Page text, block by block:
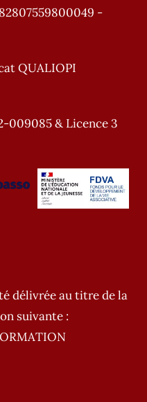
-
QUALIOPI
009085 & Licence 3
délivrée au titre de la
suivante :